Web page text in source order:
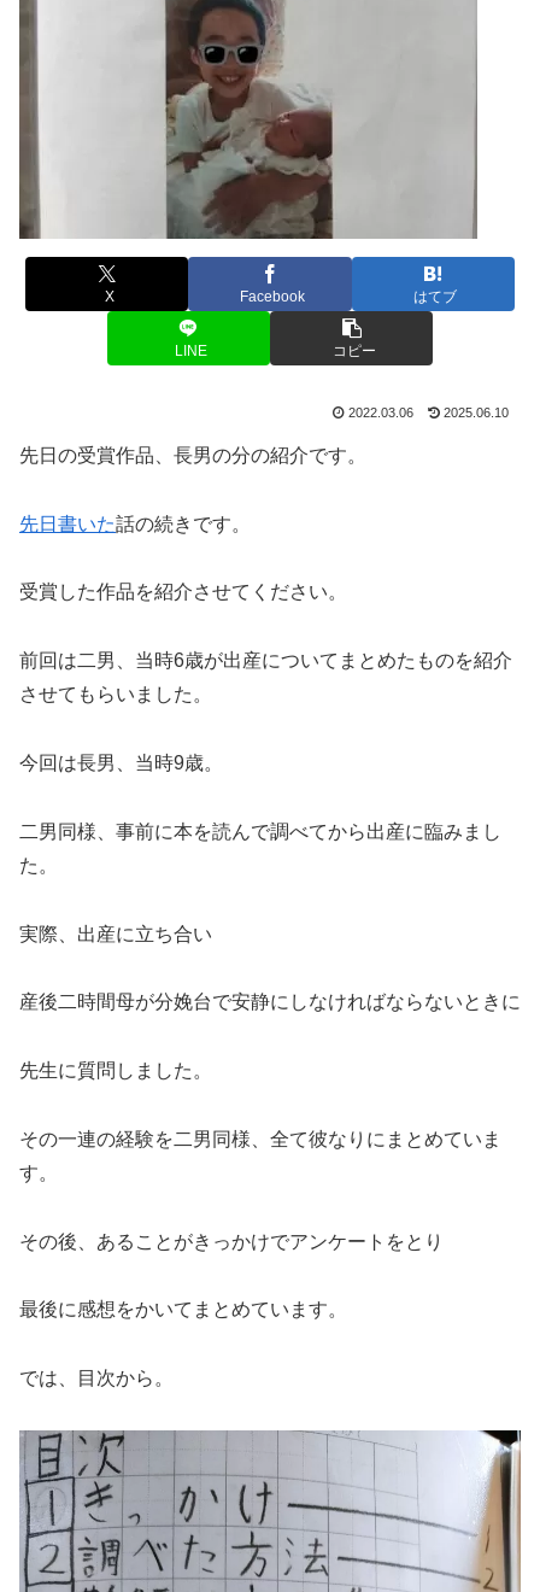
X Facebook はてブ
LINE コピー
2022.03.06 2025.06.10
先日の受賞作品、長男の分の紹介です。
先日書いた話の続きです。
受賞した作品を紹介させてください。
前回は二男、当時6歳が出産についてまとめたものを紹介
させてもらいました。
今回は長男、当時9歳。
二男同様、事前に本を読んで調べてから出産に臨みまし
た。
実際、出産に立ち合い
産後二時間母が分娩台で安静にしなければならないときに
先生に質問しました。
その一連の経験を二男同様、全て彼なりにまとめていま
す。
その後、あることがきっかけでアンケートをとり
最後に感想をかいてまとめています。
では、目次から。